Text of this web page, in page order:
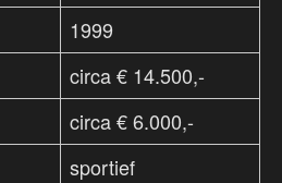
1999
circa € 14.500,-
circa € 6.000,-
sportief